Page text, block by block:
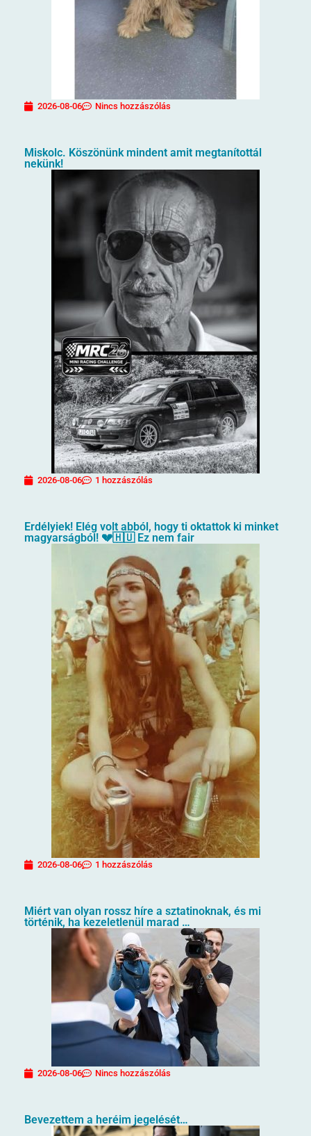
2026-08-06 Nincs hozzászólás
Miskolc. Köszönünk mindent amit megtanítottál
nekünk!
2026-08-06 1 hozzászólás
Erdélyiek! Elég volt abból, hogy ti oktattok ki minket
magyarságból! 💔🇭🇺 Ez nem fair
2026-08-06 1 hozzászólás
Miért van olyan rossz híre a sztatinoknak, és mi
történik, ha kezeletlenül marad …
2026-08-06 Nincs hozzászólás
Bevezettem a heréim jegelését…